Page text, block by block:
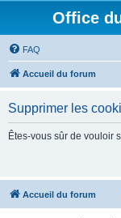
Office
FAQ
Accueil du forum
Supprimer les
Êtes-vous sûr de vouloir
Accueil du forum